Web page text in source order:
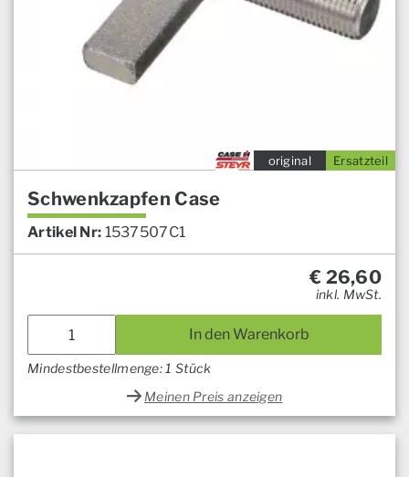
Ersatzteil
original
Schwenkzapfen Case
Artikel Nr: 1537507C1
€ 26,60
inkl. MwSt.
In den Warenkorb
Mindestbestellmenge: 1 Stück
Meinen Preis anzeigen